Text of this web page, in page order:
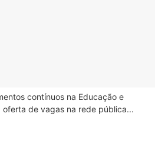
contínuos na Educação e
de vagas na rede pública...